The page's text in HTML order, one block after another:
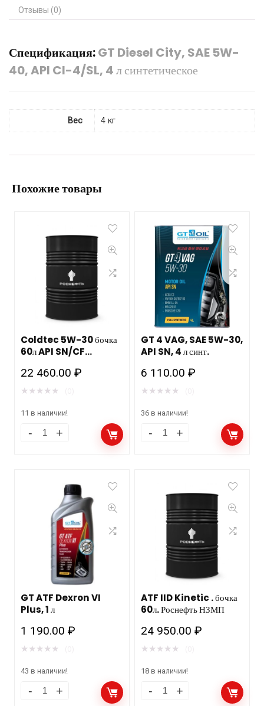
Отзывы (0)
Спецификация:GT Diesel City, SAE 5W-
40, API CI-4/SL, 4 л синтетическое
Вес 4 кг
Похожие товары
Coldtec 5W-30 бочка
60л API SN/CF
22 460.00₽
★ ★ ★ ★ ★
11 в наличии!
GT 4 VAG, SAE 5W-30,
API SN, 4 л синт.
6 110.00₽
★ ★ ★ ★ ★
36 в наличии!
GT ATF Dexron VI
Plus, 1 л
1 190.00₽
★ ★ ★ ★ ★
43 в наличии!
ATF IID Kinetic . бочка
60л. Роснефть НЗМП
24 950.00₽
★ ★ ★ ★ ★
18 в наличии!